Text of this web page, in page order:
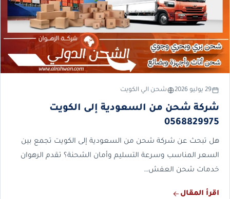
29 يوليو 2026 شحن الي الكويت
شركة شحن من السعودية إلى الكويت
0568829975
هل تبحث عن شركة شحن من السعودية إلى الكويت تجمع بين
السعر المناسب وسرعة التسليم وأمان الشحنة؟ تقدم الرهوان
خدمات شحن العفش…
اقرأ المقال